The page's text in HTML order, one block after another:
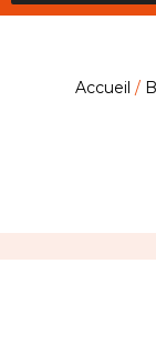
Accueil /